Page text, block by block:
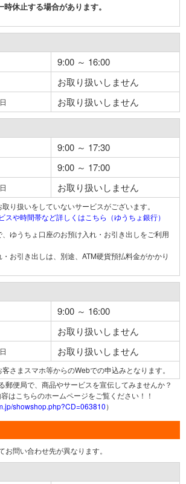
休止する場合があります。
9:00 ～ 16:00
お取り扱いしません
お取り扱いしません
9:00 ～ 17:30
9:00 ～ 17:00
お取り扱いしません
り扱いをしていないサービスがございます。
スや時間帯など詳しくはこちら（ゆうちょ銀行）
ゆうちょ口座のお預け入れ・お引き出しをご利用
お引き出しは、別途、ATM硬貨預払料金がかかり
9:00 ～ 16:00
お取り扱いしません
お取り扱いしません
さまスマホ等からのWebでの申込みとなります。
郵便局で、商品やサービスを宣伝してみませんか？
はこちらのホームページをご覧ください！！
showshop.php?CD=063810）
問い合わせ先が異なります。